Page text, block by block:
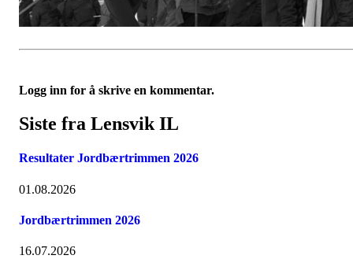
Logg inn for å skrive en kommentar.
Siste fra Lensvik IL
Resultater Jordbærtrimmen 2026
01.08.2026
Jordbærtrimmen 2026
16.07.2026